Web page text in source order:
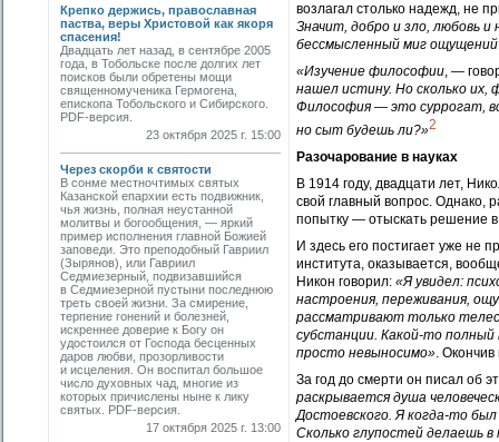
Крепко держись, православная
паства, веры Христовой как якоря
спасения!
Двадцать лет назад, в сентябре 2005
года, в Тобольске после долгих лет
поисков были обретены мощи
священномученика Гермогена,
епископа Тобольского и Сибирского.
PDF-версия.
23 октября 2025 г. 15:00
Через скорби к святости
В сонме местночтимых святых
Казанской епархии есть подвижник,
чья жизнь, полная неустанной
молитвы и богообщения, — яркий
пример исполнения главной Божией
заповеди. Это преподобный Гавриил
(Зырянов), или Гавриил
Седмиезерный, подвизавшийся
в Седмиезерной пустыни последнюю
треть своей жизни. За смирение,
терпение гонений и болезней,
искреннее доверие к Богу он
удостоился от Господа бесценных
даров любви, прозорливости
и исцеления. Он воспитал большое
число духовных чад, многие из
которых причислены ныне к лику
святых. PDF-версия.
17 октября 2025 г. 13:00
возлагал столько надежд, не
Значит, добро и зло, любовь
бессмысленный миг ощущений
«Изучение философии, —
нашел истину. Но сколько их,
Философия — это суррогат,
но сыт будешь ли?»2
Разочарование в науках
В 1914 году, двадцати лет,
свой главный вопрос. Однако,
попытку — отыскать решение в
И здесь его постигает уже не
института, оказывается,
Никон говорил: «Я увидел:
настроения, переживания,
рассматривают только
субстанции. Какой-то
просто невыносимо».
За год до смерти он писал об
раскрывается душа
Достоевского. Я когда-то
Сколько глупостей делаешь